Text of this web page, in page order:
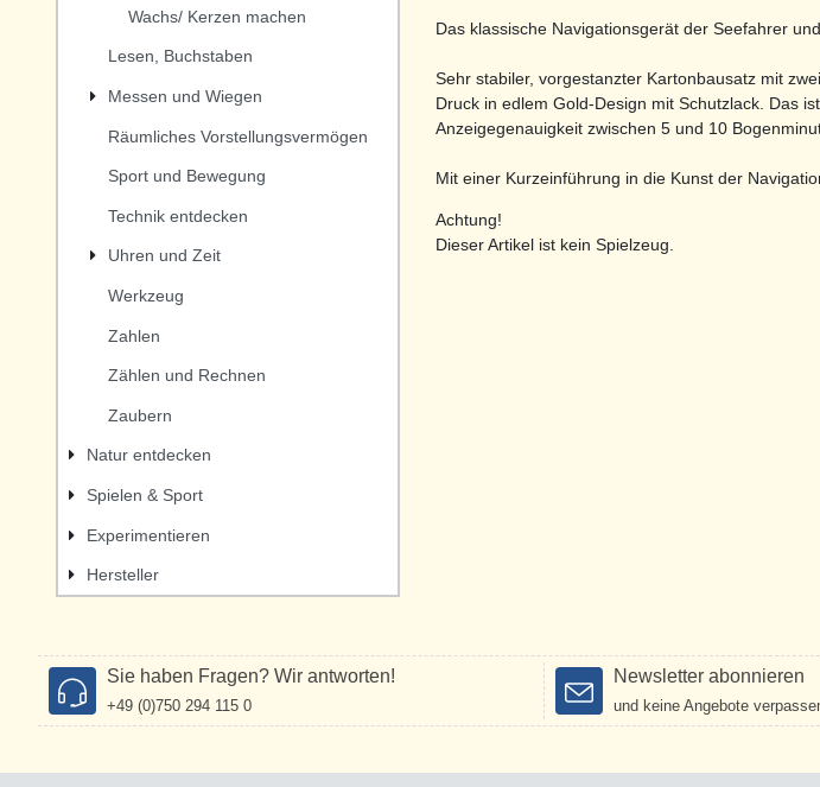
Wachs/ Kerzen machen
Lesen, Buchstaben
Messen und Wiegen
Räumliches Vorstellungsvermögen
Sport und Bewegung
Technik entdecken
Uhren und Zeit
Werkzeug
Zahlen
Zählen und Rechnen
Zaubern
Natur entdecken
Spielen & Sport
Experimentieren
Hersteller
Das klassische Navigationsgerät der Seefahrer
Sehr stabiler, vorgestanzter Kartonbausatz mit
Druck in edlem Gold-Design mit Schutzlack. Das
Anzeigegenauigkeit zwischen 5 und 10
Mit einer Kurzeinführung in die Kunst der
Achtung!
Dieser Artikel ist kein Spielzeug.
Sie haben Fragen? Wir antworten!
+49 (0)750 294 115 0
Newsletter abonnieren
und keine Angebote